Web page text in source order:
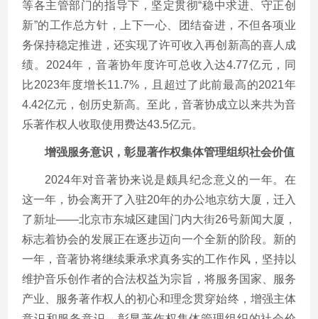
等各主管部门的指导下，坚定贯彻“稳中求进、守正创
新”的工作总方针，上下一心、团结奋进，不但各项业
务保持稳定推进，还实现了许可收入再创新高的喜人成
绩。2024年，音著协年度许可总收入达4.77亿元，同
比2023年度增长11.7%，且超过了此前最高的2021年
4.42亿元，创历史新高。至此，音著协成立以来共为音
乐著作权人收取使用费达43.5亿元。
增强服务意识，彰显著作权集体管理组织社会价值
2024年对音著协来说是颇具纪念意义的一年。在
这一年，协会离开了入驻20年的办公地京纺大厦，迁入
了新址——北京市东城区建国门内大街26号新闻大厦，
标志着协会的发展正在逐步迈向一个全新的阶段。新的
一年，音著协将继续秉承求真务实的工作作风，坚持以
维护音乐创作者的合法权益为宗旨，将服务国家、服务
产业、服务著作权人的初心和理念贯穿始终，增强主体